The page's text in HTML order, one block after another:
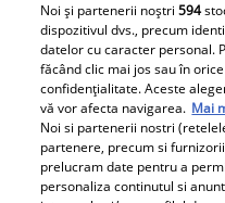
doamnelor,
domnișoarelor și
domnilor! Astăzi, Sorin
Grindeanu a făcut
ANUNȚUL pe care nici
colegii lui nu se
așteptau să-l audă.
Noi și partenerii noștri594
dispozitivul dvs., precum
datelor cu caracter personal.
făcând clic mai jos sau în
confidențialitate. Aceste
vă vor afecta navigarea. Mai
Noi si partenerii nostri
partenere, precum si
prelucram date pentru a
personaliza continutul si